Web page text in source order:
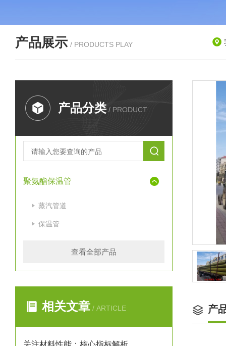
产品展示 / PRODUCTS PLAY
产品分类 / PRODUCT
聚氨酯保温管
蒸汽管道
保温管
查看全部产品
相关文章 / ARTICLE
关注材料性能：核心指标解析
产